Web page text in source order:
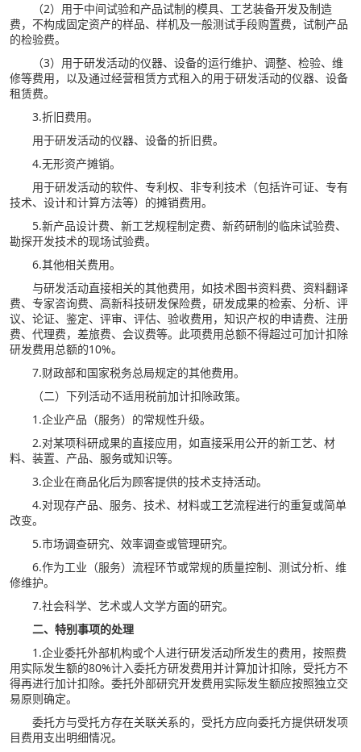
（2）用于中间试验和产品试制的模具、工艺装备开发及制造
费，不构成固定资产的样品、样机及一般测试手段购置费，试制产品
的检验费。
（3）用于研发活动的仪器、设备的运行维护、调整、检验、维
修等费用，以及通过经营租赁方式租入的用于研发活动的仪器、设备
租赁费。
3.折旧费用。
用于研发活动的仪器、设备的折旧费。
4.无形资产摊销。
用于研发活动的软件、专利权、非专利技术（包括许可证、专有
技术、设计和计算方法等）的摊销费用。
5.新产品设计费、新工艺规程制定费、新药研制的临床试验费、
勘探开发技术的现场试验费。
6.其他相关费用。
与研发活动直接相关的其他费用，如技术图书资料费、资料翻译
费、专家咨询费、高新科技研发保险费，研发成果的检索、分析、评
议、论证、鉴定、评审、评估、验收费用，知识产权的申请费、注册
费、代理费，差旅费、会议费等。此项费用总额不得超过可加计扣除
研发费用总额的10%。
7.财政部和国家税务总局规定的其他费用。
（二）下列活动不适用税前加计扣除政策。
1.企业产品（服务）的常规性升级。
2.对某项科研成果的直接应用，如直接采用公开的新工艺、材
料、装置、产品、服务或知识等。
3.企业在商品化后为顾客提供的技术支持活动。
4.对现存产品、服务、技术、材料或工艺流程进行的重复或简单
改变。
5.市场调查研究、效率调查或管理研究。
6.作为工业（服务）流程环节或常规的质量控制、测试分析、维
修维护。
7.社会科学、艺术或人文学方面的研究。
二、特别事项的处理
1.企业委托外部机构或个人进行研发活动所发生的费用，按照费
用实际发生额的80%计入委托方研发费用并计算加计扣除，受托方不
得再进行加计扣除。委托外部研究开发费用实际发生额应按照独立交
易原则确定。
委托方与受托方存在关联关系的，受托方应向委托方提供研发项
目费用支出明细情况。